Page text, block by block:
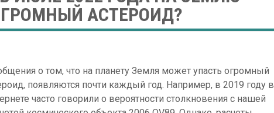
АСТЕРОИД?
о том, что на планету Земля может упасть огромный
появляются почти каждый год. Например, в 2019 году в
часто говорили о вероятности столкновения с нашей